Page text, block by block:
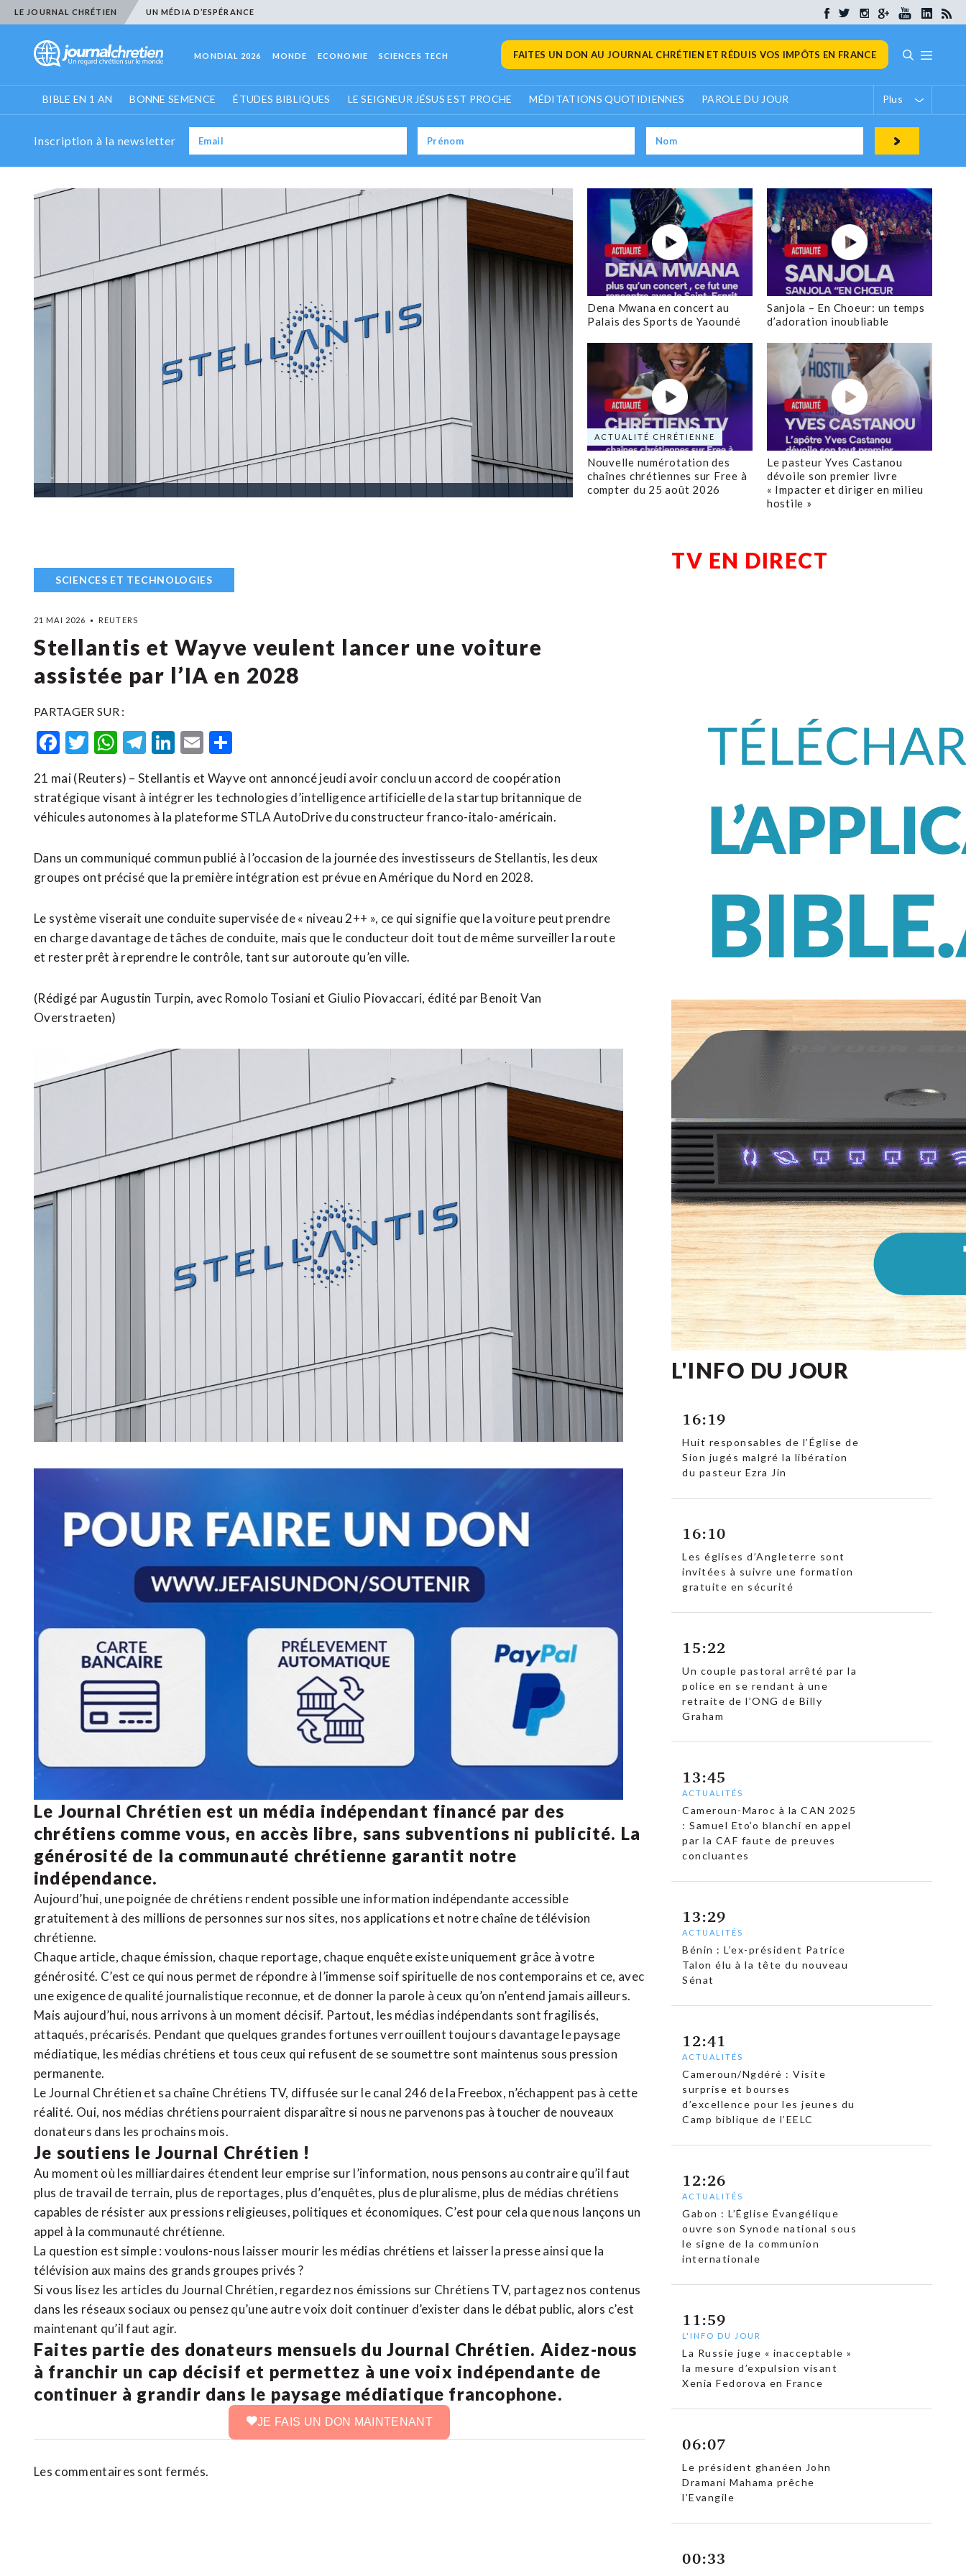
LE JOURNAL CHRÉTIEN UN MÉDIA D’ESPÉRANCE
MONDIAL 2026 MONDE ECONOMIE SCIENCES TECH FAITES UN DON AU JOURNAL CHRÉTIEN ET RÉDUIS VOS IMPÔTS EN FRANCE
BIBLE EN 1 AN BONNE SEMENCE ÉTUDES BIBLIQUES LE SEIGNEUR JÉSUS EST PROCHE MÉDITATIONS QUOTIDIENNES PAROLE DU JOUR Plus
Inscription à la newsletter
Dena Mwana en concert au
Palais des Sports de Yaoundé
Sanjola – En Choeur: un temps
d’adoration inoubliable
ACTUALITÉ CHRÉTIENNE
Nouvelle numérotation des
chaînes chrétiennes sur Free à
compter du 25 août 2026
Le pasteur Yves Castanou
dévoile son premier livre
« Impacter et diriger en milieu
hostile »
SCIENCES ET TECHNOLOGIES
21 MAI 2026 REUTERS
Stellantis et Wayve veulent lancer une voiture
assistée par l’IA en 2028
PARTAGER SUR :
Facebook
Twitter
WhatsApp
Telegram
LinkedIn
Email
21 mai (Reuters) – Stellantis et Wayve ont annoncé jeudi avoir conclu un accord de coopération ​
stratégique ‌visant à intégrer ​les ⁠technologies d’intelligence artificielle de ‌la ‌startup britannique de
véhicules autonomes à la plateforme STLA ​AutoDrive du constructeur franco-italo-américain.
Dans un communiqué commun publié à l’occasion de la journée des investisseurs de ⁠Stellantis, les deux
groupes ⁠ont précisé que la première intégration est prévue en Amérique du Nord en 2028.
Le ⁠système viserait ‌une conduite supervisée de « niveau 2++ », ⁠ce qui signifie ​que ​la voiture peut prendre
en charge ​davantage de tâches de conduite, mais ‌que ​le conducteur doit tout de même ​surveiller la route
et rester prêt à reprendre le contrôle, tant sur autoroute qu’en ville.
(Rédigé par ⁠Augustin Turpin, avec Romolo Tosiani et Giulio ​Piovaccari, édité par Benoit ​Van
Overstraeten)
Le Journal Chrétien est un média indépendant financé par des
chrétiens comme vous, en accès libre, sans subventions ni publicité. La
générosité de la communauté chrétienne garantit notre
indépendance.
Aujourd’hui, une poignée de chrétiens rendent possible une information indépendante accessible
gratuitement à des millions de personnes sur nos sites, nos applications et notrechaîne de télévision
chrétienne.
Chaque article, chaque émission, chaque reportage, chaque enquête existe uniquement grâce à votre
générosité. C’est ce qui nous permet de répondre à l’immense soif spirituelle de nos contemporains et ce, avec
une exigence de qualité journalistique reconnue, et de donner la parole à ceux qu’on n’entend jamais ailleurs.
Mais aujourd’hui, nous arrivons à un moment décisif. Partout, les médias indépendants sont fragilisés,
attaqués, précarisés. Pendant que quelques grandes fortunes verrouillent toujours davantage le paysage
médiatique, les médias chrétiens et tous ceux qui refusent de se soumettre sont maintenus sous pression
permanente.
Le Journal Chrétien et sa chaîne Chrétiens TV, diffusée sur le canal 246 de la Freebox, n’échappent pas à cette
réalité. Oui, nos médias chrétiens pourraient disparaître si nous ne parvenons pas à toucher de nouveaux
donateurs dans les prochains mois.
Je soutiens le Journal Chrétien !
Au moment où les milliardaires étendent leur emprise sur l’information, nous pensons au contraire qu’il faut
plus de travail de terrain, plus de reportages, plus d’enquêtes, plus de pluralisme, plus de médias chrétiens
capables de résister aux pressions religieuses, politiques et économiques. C’est pour cela que nous lançons un
appel à la communauté chrétienne.
La question est simple : voulons-nous laisser mourir les médias chrétiens et laisser la presse ainsi que la
télévision aux mains des grands groupes privés ?
Si vous lisez les articles du Journal Chrétien, regardez nos émissions sur Chrétiens TV, partagez nos contenus
dans les réseaux sociaux ou pensez qu’une autre voix doit continuer d’exister dans le débat public, alors c’est
maintenant qu’il faut agir.
Faites partie des donateurs mensuels du Journal Chrétien. Aidez-nous
à franchir un cap décisif et permettez à une voix indépendante de
continuer à grandir dans le paysage médiatique francophone.
JE FAIS UN DON MAINTENANT
Les commentaires sont fermés.
TV EN DIRECT
L'INFO DU JOUR
16:19
Huit responsables de l’Église de
Sion jugés malgré la libération
du pasteur Ezra Jin
16:10
Les églises d’Angleterre sont
invitées à suivre une formation
gratuite en sécurité
15:22
Un couple pastoral arrêté par la
police en se rendant à une
retraite de l’ONG de Billy
Graham
13:45
ACTUALITÉS
Cameroun-Maroc à la CAN 2025
: Samuel Eto’o blanchi en appel
par la CAF faute de preuves
concluantes
13:29
ACTUALITÉS
Bénin : L’ex-président Patrice
Talon élu à la tête du nouveau
Sénat
12:41
ACTUALITÉS
Cameroun/Ngdéré : Visite
surprise et bourses
d’excellence pour les jeunes du
Camp biblique de l’EELC
12:26
ACTUALITÉS
Gabon : L’Église Évangélique
ouvre son Synode national sous
le signe de la communion
internationale
11:59
L'INFO DU JOUR
La Russie juge « inacceptable »
la mesure d’expulsion visant
Xenia Fedorova en France
06:07
Le président ghanéen John
Dramani Mahama prêche
l’Evangile
00:33